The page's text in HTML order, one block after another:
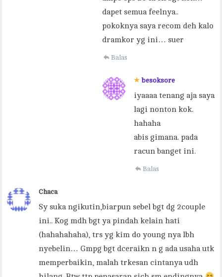
dapet semua feelnya..
pokoknya saya recom deh kalo
dramkor yg ini… suer
Balas
besoksore
iyaaaa tenang aja saya
lagi nonton kok.
hahaha
abis gimana. pada
racun banget ini.
Balas
Chaca
Sy suka ngikutin,biarpun sebel bgt dg 2couple
ini.. Kog mdh bgt ya pindah kelain hati
(hahahahaha), trs yg kim do young nya lbh
nyebelin… Gmpg bgt dceraikn n g ada usaha utk
memperbaikin, malah trkesan cintanya udh